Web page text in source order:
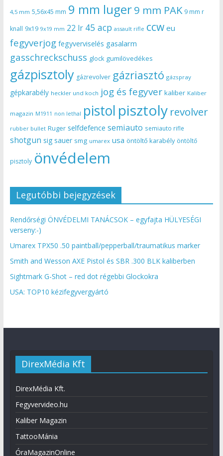
4,5 mm 5,56x45 mm 9 mm luger9 mm PAK 9 mm r
knall 9x19 9x19 mm 22 lr 45 acp assault rifle ccw eu
fegyverjog fegyverviselés gasalarm
gasschreckschuss glock gumilövedékes
gázpisztoly gázrevolver gázriasztó gázspray
gépkarabély heckler und koch jog és fegyver kaliber Kaliber
magazin M1911 non lethal pistol pisztoly revolver
rubber bullet Ruger selfdefence semiauto semiauto rifle
shotgun sig sauer smg umarex usa öntöltő karabély öntöltő
pisztoly önvédelem
Legutóbbi bejegyzések
Rendőrségi ÖNVÉDELMI TANÁCSOK – egyfajta HÜLYESÉGI
verseny:-)
Umarex TPX50 .50 paintball/pepperball/traumatikus marker
Smith and Wesson AXE Pistol és SBR .300 BLK kaliberben
Sightmark G-Shot – red dot régebbi Glockokra
USA: TOP10 kézifegyvergyártó
DirexMédia Kft
DirexMédia Kft.
Fegyvervideo.hu
Kaliber Magazin
TattooMánia
ÓraMagazinOnline